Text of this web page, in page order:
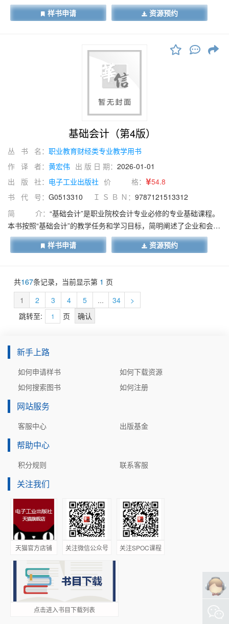
能商业”为核心理念，聚焦大数据技术在财经领域的创新应用，系统
构建了商科学生必备的数据素养与技能体系。本书采用项目化架
析方法、商业大数据处理（Power BI）、财务报表分析及财务大数
据综合分析。每个项目均以真实商业场景为载体，涵盖电商销售分
析、客户行为洞察、财务风险预警、投资决策支持等典型应用场
景，引导学生完成从数据采集、清洗到建模分析及可视化呈现的全
流程训练。全书突出“商技融合”特色，将技术工具与专业场景深度结
合，通过企业真实案例和职业技能等级标准对接，培养学生运用大
数据技术解决财务分析、营销决策、金融风控等专业问题的实践能
力。本书适用于大数据与会计、大数据与财务管理、金融科技应用
等专业教学，可作为财经商贸大类专业的数据素养通识教材，也可
作为企业培训和相关职业技能大赛的参考用书，为培养懂业务、精
技术、善分析的复合型商科人才提供支撑。
样书申请 资源预约
基础会计（第4版）
丛 书 名： 职业教育财经类专业教学用书
作 译 者： 黄宏伟 出 版 日 期： 2026-01-01
出 版 社： 电子工业出版社 价 格：
54.8
书 代 号： G0513310 Ｉ Ｓ Ｂ Ｎ： 9787121513312
简 介： “基础会计”是职业院校会计专业必修的专业基础课程。
本书按照“基础会计”的教学任务和学习目标，简明阐述了企业和会计
的基本知识，包括企业的创立、企业内部组织机构、企业经营及会
计的定义、特征、职能、对象及会计管理体制；全面、系统地介绍
证、登记会计账簿、成本计算、财产清查、编制会计报表的基础理
论知识及其方法。为了使学生全面、系统地理解和掌握会计业务处
理流程，本书专门设置了综合业务处理案例，以加深学生对各种会
计核算方法的理解，提高综合职业能力。本书配有《基础会计技能
自我检测与提高。本书既适合作为职业院校会计专业及其他商贸类
专业的教学用书，也可以作为各类会计培训和广大会计从业人员的
自学用书。
样书申请 资源预约
共167条记录，当前显示第 1 页
1
2 3 4 5 ... 34
>
跳转至:
页
新手上路
如何申请样书
如何下载资源
如何搜索图书
如何注册
网站服务
客服中心 出版基金
帮助中心
积分规则 联系客服
关注我们
天猫官方店铺 关注微信公众号 关注SPOC课程
点击进入书目下载列表